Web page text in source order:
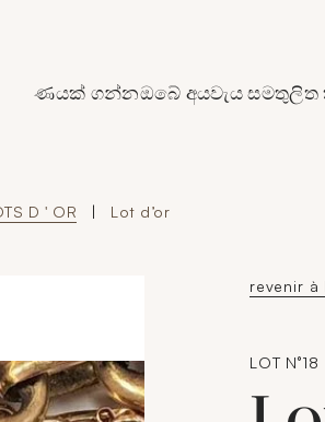
Municipal de Paris
ණයක් ගන්නඔබේ අයවැය
D ' OR | Lot d’or
revenir à
LOT N°18